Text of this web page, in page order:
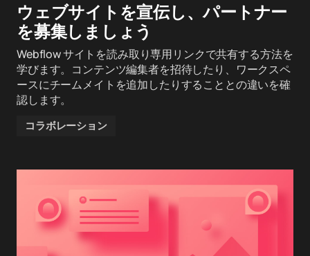
ウェブサイトを宣伝し、パートナー
を募集しましょう
Webflow サイトを読み取り専用リンクで共有する方法を
学びます。コンテンツ編集者を招待したり、ワークスペ
ースにチームメイトを追加したりすることとの違いを確
認します。
コラボレーション